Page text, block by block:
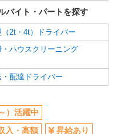
費支給
バイト・パートを探す
（2t・4t）ドライバー
・ハウスクリーニング
・配達ドライバー
）活躍中
入・高額
昇給あり